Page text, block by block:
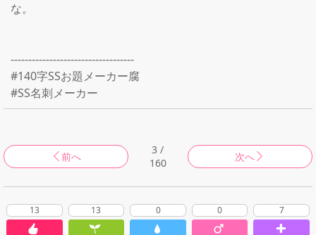
な。
-----------------------------------
#140字SSお題メーカー腐
前へ
3 /
160
次へ
13 13 0 0 7